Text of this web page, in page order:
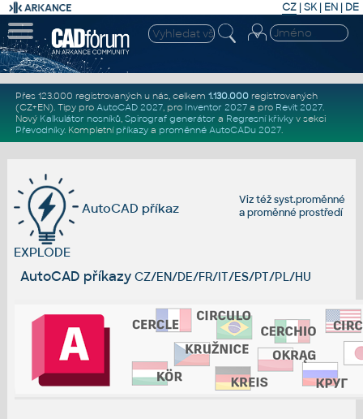
CZ | SK| EN | DE
Přes 123.000 registrovaných u nás, celkem 1.130.000registrovaných
(CZ+EN). Tipy pro AutoCAD 2027, pro Inventor 2027a pro Revit 2027.
Nový Kalkulátor nosníků, Spirograf generátor a Regresní křivkyv sekci
Převodníky. Kompletní příkazya proměnné AutoCADu 2027.
Viz téžsyst.proměnné
aproměnné prostředí
AutoCAD příkaz
EXPLODE
AutoCAD příkazy CZ/EN/DE/FR/IT/ES/PT/PL/HU